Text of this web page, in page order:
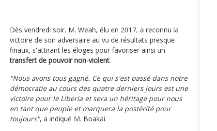
Dès vendredi soir, M. Weah, élu en 2017, a reconnu la
victoire de son adversaire au vu de résultats presque
finaux, s'attirant les éloges pour favoriser ainsi un
transfert de pouvoir non-violent.
"Nous avons tous gagné. Ce qui s'est passé dans notre
démocratie au cours des quatre derniers jours est une
victoire pour le Liberia et sera un héritage pour nous
en tant que peuple et marquera la postérité pour
toujours", a indiqué M. Boakai.